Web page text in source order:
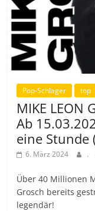
Pop-Schlager top
MIKE LEON
Ab
eine Stunde
6. März 2024 .
Über 40 Millionen
Grosch bereits
legendär!